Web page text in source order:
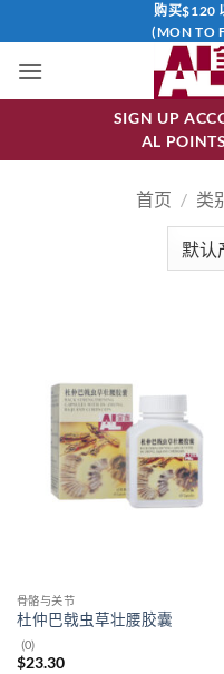
到
容
购买$120
(MON TO
SIGN UP
AL
首页 / 类
骨骼与关节
杜仲巴戟虫草壮腰胶囊
(0)
$23.30